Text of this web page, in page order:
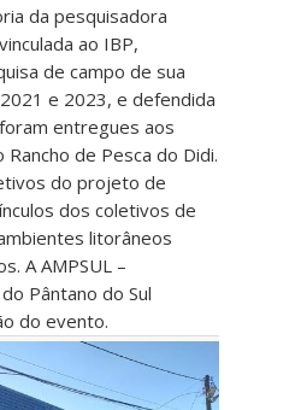
da pesquisadora
ao IBP,
de campo de sua
e 2023, e defendida
entregues aos
de Pesca do Didi.
do projeto de
dos coletivos de
litorâneos
A AMPSUL –
Pântano do Sul
do evento.